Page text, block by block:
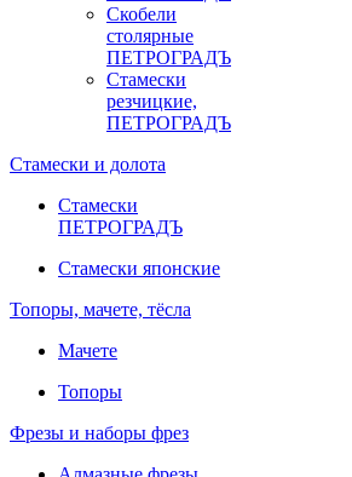
Скобели
столярные
ПЕТРОГРАДЪ
Стамески
резчицкие,
ПЕТРОГРАДЪ
Стамески и долота
Стамески
ПЕТРОГРАДЪ
Стамески японские
Топоры, мачете, тёсла
Мачете
Топоры
Фрезы и наборы фрез